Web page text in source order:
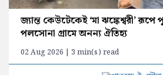
জ্যান্ত কেউটেকেই ‘মা ঝঙ্কেশ্বরী’ রূপে
পলসোনা গ্রামে অনন্য ঐতিহ্য
02 Aug 2026 | 3 min(s) read